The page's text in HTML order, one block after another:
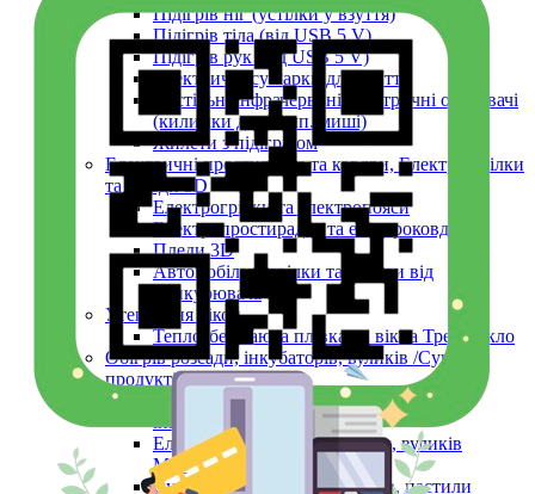
Підігрів ніг (устілки у взуття)
Підігрів тіла (від USB 5 V)
Підігрів рук (від USB 5 V)
Електричні сушарки для взуття
Настільні інфрачервоні електричні обігрівачі
(килимки для комп. миші)
Жилети з підігрівом
Електричні простирадла та ковдри, Електро-грілки
та Пледи 3D
Електрогрілки та електропояси
Електропростирадла та електроковдри
Пледи 3D
Автомобільні грілки та ковдри від
прикурювача
Утеплення вікон
Теплозберігаюча плівка на вікна Третє Скло
Обігрів розсади, інкубаторів, вуликів /Сушіння
продуктів
Килимки мати з підігрівом для курчат,
інкубаторів, розсади
Електричний обігрівач бджіл, вуликів
Monocrystal
Сушіння ягід, фруктів, овочів, пастили